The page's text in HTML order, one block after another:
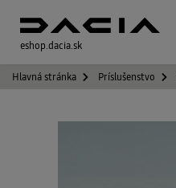
eshop.dacia.sk
Hlavná stránka Príslušenstvo